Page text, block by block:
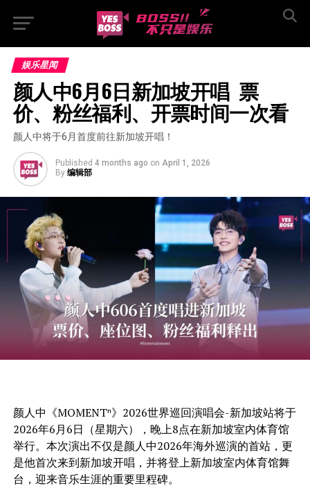
娱乐星闻
颜人中6月6日新加坡开唱  票
价、粉丝福利、开票时间一次看
颜人中将于6月首度前往新加坡开唱！
Published 4 months ago on April 1, 2026
By 编辑部
颜人中《MOMENTⁿ》2026世界巡回演唱会-新加坡站将于
2026年6月6日（星期六），晚上8点在新加坡室内体育馆
举行。本次演出不仅是颜人中2026年海外巡演的首站，更
是他首次来到新加坡开唱，并将登上新加坡室内体育馆舞
台，迎来音乐生涯的重要里程碑。